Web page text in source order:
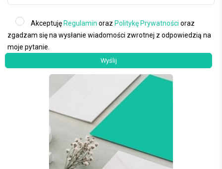
AkceptujęRegulamin oraz Politykę Prywatności oraz
zgadzam się na wysłanie wiadomości zwrotnej z odpowiedzią na
moje pytanie.